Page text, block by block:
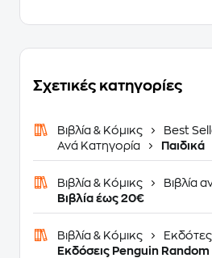
Σχετικές κατηγορίες
Βιβλία & Κόμικς
Best
Ανά Κατηγορία
Παιδικά
Βιβλία & Κόμικς
Βιβλία
Βιβλία έως 20€
Βιβλία & Κόμικς
Εκδότες
Εκδόσεις Penguin Random